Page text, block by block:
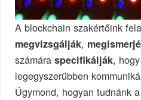
A blockchain szakértőink
megvizsgálják,
számáraspecifikálják,
legegyszerűbben
Úgymond, hogyan tudnánk